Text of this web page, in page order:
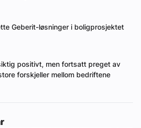
Geberit-løsninger i boligprosjektet
positivt, men fortsatt preget av
forskjeller mellom bedriftene